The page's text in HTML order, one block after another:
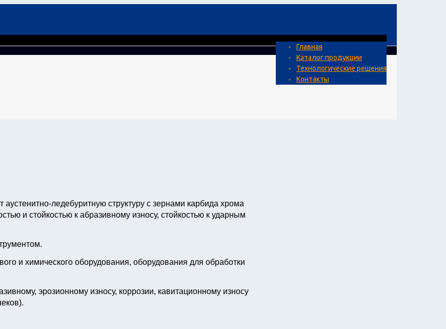
Главная
Каталог продукции
Технологические решения
Контакты
ледебуритную структуру с зернами карбида хрома
и стойкостью к абразивному износу, стойкостью к ударным
и химического оборудования, оборудования для обработки
эрозионному износу, коррозии, кавитационному износу